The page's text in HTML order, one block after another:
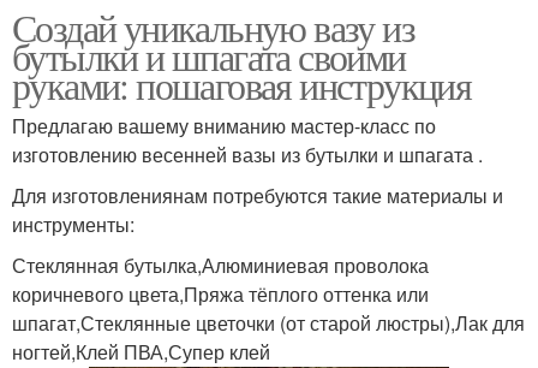
Создай уникальную вазу из
бутылки и шпагата своими
руками: пошаговая инструкция
Предлагаю вашему вниманию мастер-класс по
изготовлению весенней вазы из бутылки и шпагата .
Для изготовлениянам потребуются такие материалы и
инструменты:
Стеклянная бутылка,Алюминиевая проволока
коричневого цвета,Пряжа тёплого оттенка или
шпагат,Стеклянные цветочки (от старой люстры),Лак для
ногтей,Клей ПВА,Супер клей